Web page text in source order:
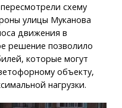
схему
улицы Муканова
движения в
решение позволило
которые могут
объекту,
нагрузки.